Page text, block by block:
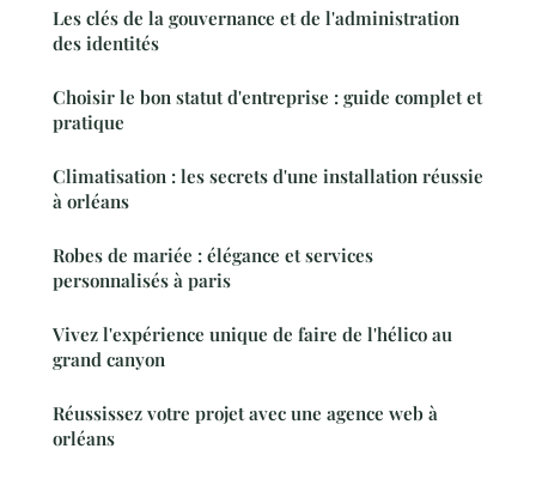
Les clés de la gouvernance et de l'administration
des identités
Choisir le bon statut d'entreprise : guide complet et
pratique
Climatisation : les secrets d'une installation réussie
à orléans
Robes de mariée : élégance et services
personnalisés à paris
Vivez l'expérience unique de faire de l'hélico au
grand canyon
Réussissez votre projet avec une agence web à
orléans